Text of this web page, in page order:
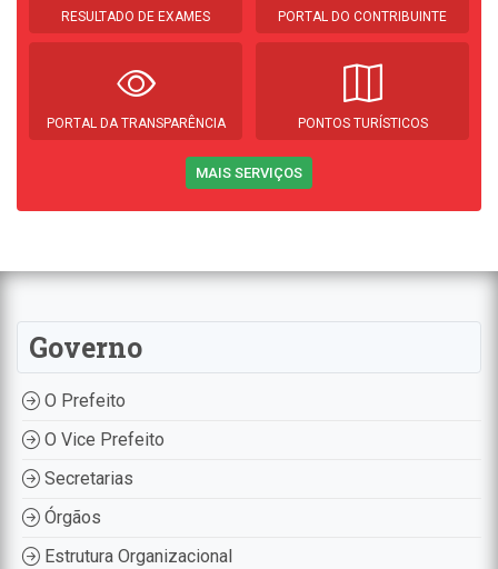
RESULTADO DE EXAMES PORTAL DO CONTRIBUINTE
PORTAL DA TRANSPARÊNCIA PONTOS TURÍSTICOS
MAIS SERVIÇOS
Governo
O Prefeito
O Vice Prefeito
Secretarias
Órgãos
Estrutura Organizacional